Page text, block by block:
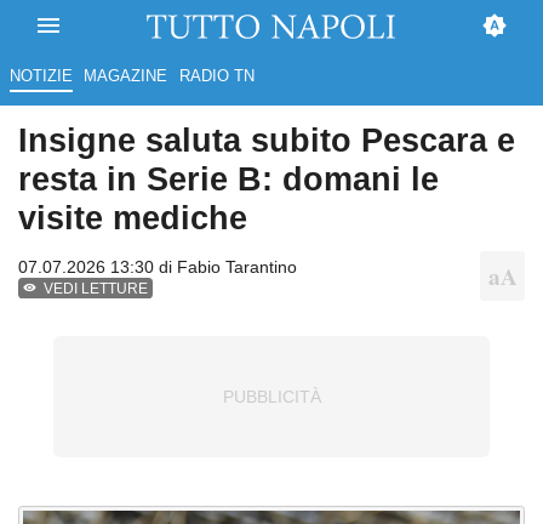
NOTIZIE MAGAZINE RADIO TN
Insigne saluta subito Pescara e
resta in Serie B: domani le
visite mediche
07.07.2026 13:30 di Fabio Tarantino
VEDI LETTURE